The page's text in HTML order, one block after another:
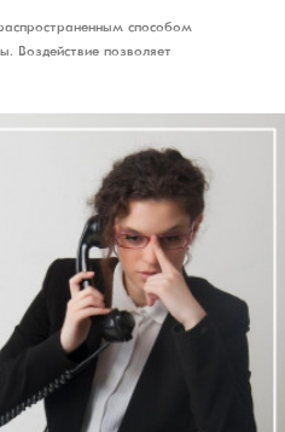
способом
Воздействие позволяет